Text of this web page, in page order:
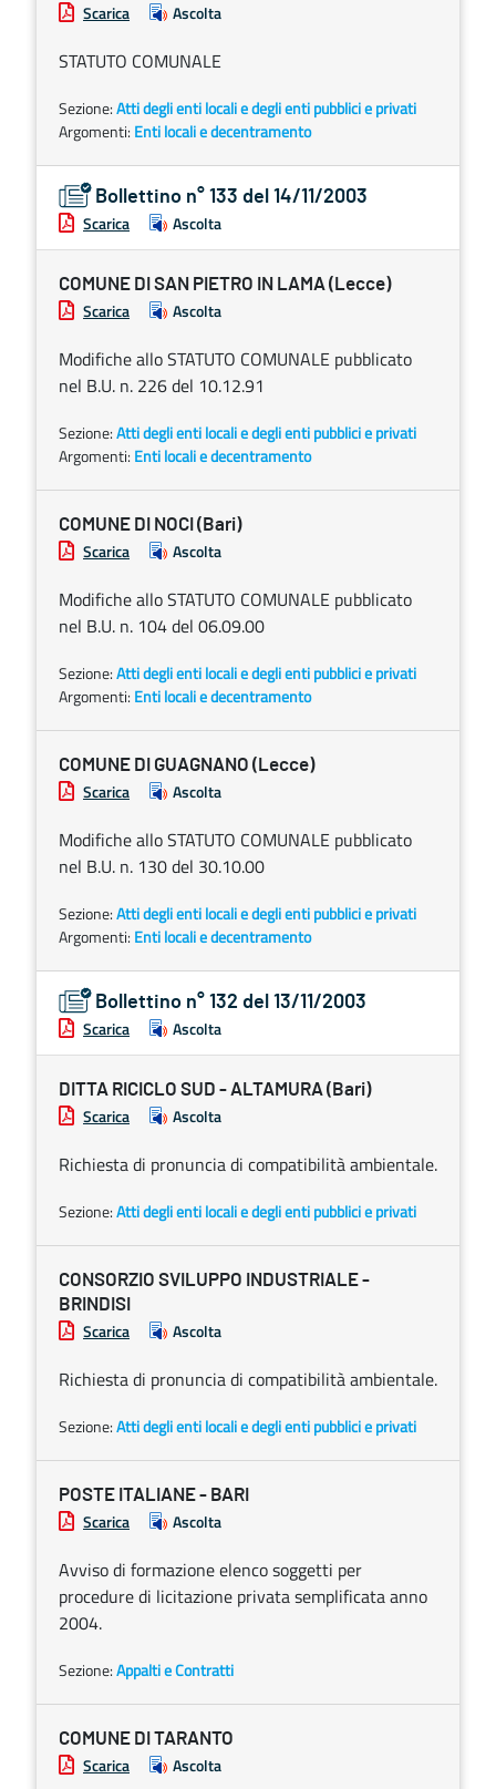
Scarica Ascolta
STATUTO COMUNALE
Sezione:Atti degli enti locali e degli enti pubblici e privati
Argomenti: Enti locali e decentramento
Bollettino n° 133 del 14/11/2003
Scarica Ascolta
COMUNE DI SAN PIETRO IN LAMA (Lecce)
Scarica Ascolta
Modifiche allo STATUTO COMUNALE pubblicato
nel B.U. n. 226 del 10.12.91
Sezione:Atti degli enti locali e degli enti pubblici e privati
Argomenti: Enti locali e decentramento
COMUNE DI NOCI (Bari)
Scarica Ascolta
Modifiche allo STATUTO COMUNALE pubblicato
nel B.U. n. 104 del 06.09.00
Sezione:Atti degli enti locali e degli enti pubblici e privati
Argomenti: Enti locali e decentramento
COMUNE DI GUAGNANO (Lecce)
Scarica Ascolta
Modifiche allo STATUTO COMUNALE pubblicato
nel B.U. n. 130 del 30.10.00
Sezione:Atti degli enti locali e degli enti pubblici e privati
Argomenti: Enti locali e decentramento
Bollettino n° 132 del 13/11/2003
Scarica Ascolta
DITTA RICICLO SUD - ALTAMURA (Bari)
Scarica Ascolta
Richiesta di pronuncia di compatibilità ambientale.
Sezione:Atti degli enti locali e degli enti pubblici e privati
CONSORZIO SVILUPPO INDUSTRIALE -
BRINDISI
Scarica Ascolta
Richiesta di pronuncia di compatibilità ambientale.
Sezione:Atti degli enti locali e degli enti pubblici e privati
POSTE ITALIANE - BARI
Scarica Ascolta
Avviso di formazione elenco soggetti per
procedure di licitazione privata semplificata anno
2004.
Sezione:Appalti e Contratti
COMUNE DI TARANTO
Scarica Ascolta